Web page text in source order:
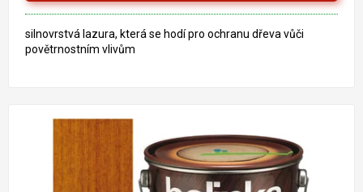
hvězdiček.
silnovrstvá lazura, která se hodí pro ochranu dřeva vůči
povětrnostním vlivům